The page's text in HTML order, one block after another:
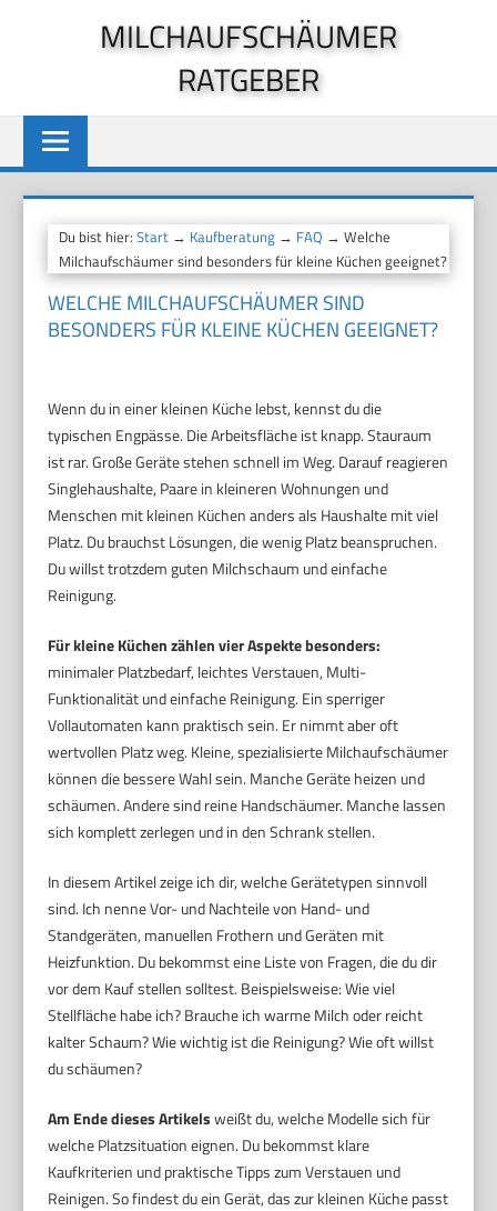
MILCHAUFSCHÄUMER
RATGEBER
Du bist hier:Start → Kaufberatung → FAQ → Welche
Milchaufschäumer sind besonders für kleine Küchen geeignet?
WELCHE MILCHAUFSCHÄUMER SIND
BESONDERS FÜR KLEINE KÜCHEN GEEIGNET?
Wenn du in einer kleinen Küche lebst, kennst du die
typischen Engpässe. Die Arbeitsfläche ist knapp. Stauraum
ist rar. Große Geräte stehen schnell im Weg. Darauf reagieren
Singlehaushalte, Paare in kleineren Wohnungen und
Menschen mit kleinen Küchen anders als Haushalte mit viel
Platz. Du brauchst Lösungen, die wenig Platz beanspruchen.
Du willst trotzdem guten Milchschaum und einfache
Reinigung.
Für kleine Küchen zählen vier Aspekte besonders:
minimaler Platzbedarf, leichtes Verstauen, Multi-
Funktionalität und einfache Reinigung. Ein sperriger
Vollautomaten kann praktisch sein. Er nimmt aber oft
wertvollen Platz weg. Kleine, spezialisierte Milchaufschäumer
können die bessere Wahl sein. Manche Geräte heizen und
schäumen. Andere sind reine Handschäumer. Manche lassen
sich komplett zerlegen und in den Schrank stellen.
In diesem Artikel zeige ich dir, welche Gerätetypen sinnvoll
sind. Ich nenne Vor- und Nachteile von Hand- und
Standgeräten, manuellen Frothern und Geräten mit
Heizfunktion. Du bekommst eine Liste von Fragen, die du dir
vor dem Kauf stellen solltest. Beispielsweise: Wie viel
Stellfläche habe ich? Brauche ich warme Milch oder reicht
kalter Schaum? Wie wichtig ist die Reinigung? Wie oft willst
du schäumen?
Am Ende dieses Artikelsweißt du, welche Modelle sich für
welche Platzsituation eignen. Du bekommst klare
Kaufkriterien und praktische Tipps zum Verstauen und
Reinigen. So findest du ein Gerät, das zur kleinen Küche passt